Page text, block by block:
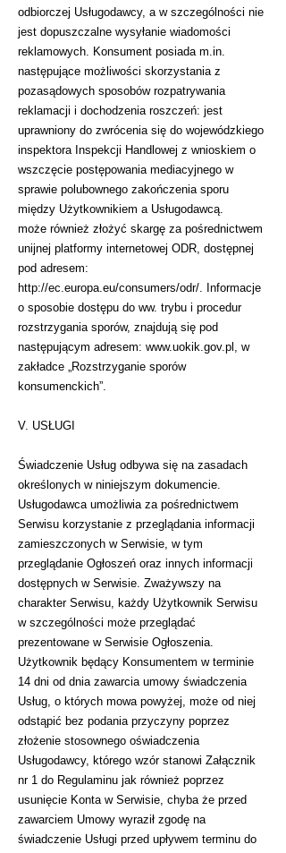
odbiorczej Usługodawcy, a w szczególności nie
jest dopuszczalne wysyłanie wiadomości
reklamowych. Konsument posiada m.in.
następujące możliwości skorzystania z
pozasądowych sposobów rozpatrywania
reklamacji i dochodzenia roszczeń: jest
uprawniony do zwrócenia się do wojewódzkiego
inspektora Inspekcji Handlowej z wnioskiem o
wszczęcie postępowania mediacyjnego w
sprawie polubownego zakończenia sporu
między Użytkownikiem a Usługodawcą.
może również złożyć skargę za pośrednictwem
unijnej platformy internetowej ODR, dostępnej
pod adresem:
http://ec.europa.eu/consumers/odr/. Informacje
o sposobie dostępu do ww. trybu i procedur
rozstrzygania sporów, znajdują się pod
następującym adresem: www.uokik.gov.pl, w
zakładce „Rozstrzyganie sporów
konsumenckich”.
V. USŁUGI
Świadczenie Usług odbywa się na zasadach
określonych w niniejszym dokumencie.
Usługodawca umożliwia za pośrednictwem
Serwisu korzystanie z przeglądania informacji
zamieszczonych w Serwisie, w tym
przeglądanie Ogłoszeń oraz innych informacji
dostępnych w Serwisie. Zważywszy na
charakter Serwisu, każdy Użytkownik Serwisu
w szczególności może przeglądać
prezentowane w Serwisie Ogłoszenia.
Użytkownik będący Konsumentem w terminie
14 dni od dnia zawarcia umowy świadczenia
Usług, o których mowa powyżej, może od niej
odstąpić bez podania przyczyny poprzez
złożenie stosownego oświadczenia
Usługodawcy, którego wzór stanowi Załącznik
nr 1 do Regulaminu jak również poprzez
usunięcie Konta w Serwisie, chyba że przed
zawarciem Umowy wyraził zgodę na
świadczenie Usługi przed upływem terminu do